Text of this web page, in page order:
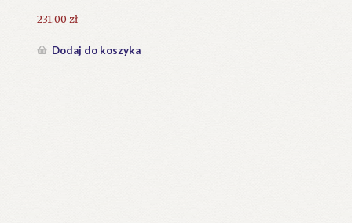
231.00zł
Dodaj do koszyka